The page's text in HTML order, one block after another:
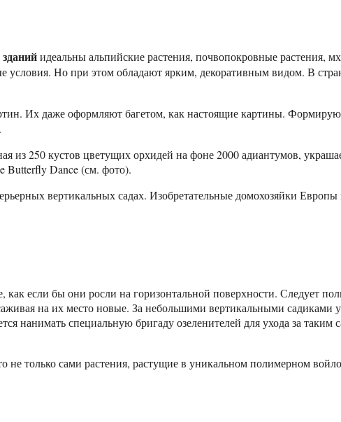
идеальны альпийские растения, почвопокровные растения,
условия. Но при этом обладают ярким, декоративным видом. В
Их даже оформляют багетом, как настоящие картины.
из 250 кустов цветущих орхидей на фоне 2000 адиантумов,
Butterfly Dance (см. фото).
вертикальных садах. Изобретательные домохозяйки
как если бы они росли на горизонтальной поверхности. Следует
на их место новые. За небольшими вертикальными
нанимать специальную бригаду озеленителей для ухода за
не только сами растения, растущие в уникальном полимерном